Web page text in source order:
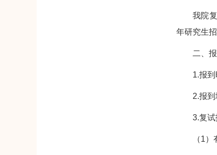
我院复试
年研究生
二、报
1.报到时
2.报到地
3.复试
（1）有